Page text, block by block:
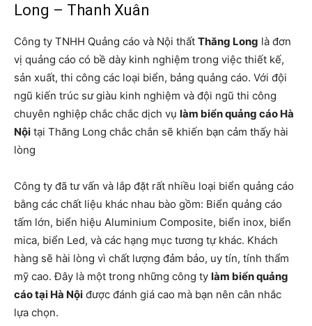
Long – Thanh Xuân
Công ty TNHH Quảng cáo và Nội thất Thăng Long là đơn
vị quảng cáo có bề dày kinh nghiệm trong việc thiết kế,
sản xuất, thi công các loại biển, bảng quảng cáo. Với đội
ngũ kiến trúc sư giàu kinh nghiệm và đội ngũ thi công
chuyên nghiệp chắc chắc dịch vụ làm biển quảng cáo Hà
Nội tại Thăng Long chắc chắn sẽ khiến bạn cảm thấy hài
lòng
Công ty đã tư vấn và lắp đặt rất nhiều loại biển quảng cáo
bằng các chất liệu khác nhau bào gồm: Biển quảng cáo
tấm lớn, biển hiệu Aluminium Composite, biển inox, biển
mica, biển Led, và các hạng mục tương tự khác. Khách
hàng sẽ hài lòng vì chất lượng đảm bảo, uy tín, tính thẩm
mỹ cao. Đây là một trong những công ty làm biển quảng
cáo tại Hà Nội được đánh giá cao mà bạn nên cân nhắc
lựa chọn.